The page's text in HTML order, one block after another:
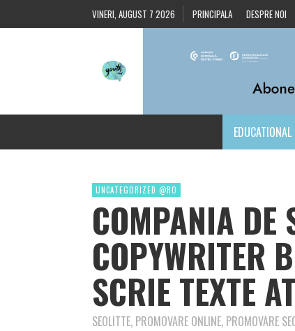
VINERI, AUGUST 7 2026 PRINCIPALA DESPRE NOI
EDUCATIONAL
UNCATEGORIZED @RO
COMPANIA DE
COPYWRITER
SCRIE TEXTE
SEOLITTE, PROMOVARE ONLINE, PROMOVARE